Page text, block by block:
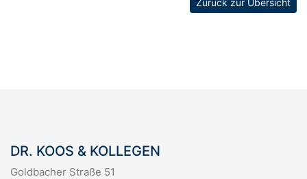
Zurück zur Übersicht
DR. KOOS & KOLLEGEN
Goldbacher Straße 51